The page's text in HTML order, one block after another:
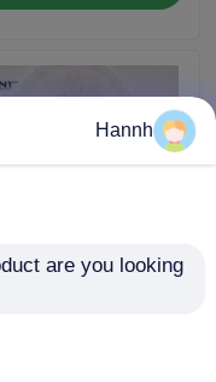
اتصل بنا
أخبارHannh
are you looking